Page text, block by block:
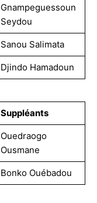
Gnampeguessoun
Seydou
Sanou Salimata
Djindo Hamadoun
Suppléants
Ouedraogo
Ousmane
Bonko Ouébadou